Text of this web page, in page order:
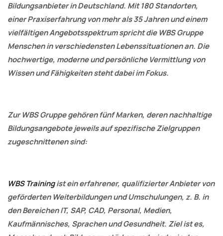
Bildungsanbieter in Deutschland. Mit 180 Standorten,
einer Praxiserfahrung von mehr als 35 Jahren und einem
vielfältigen Angebotsspektrum spricht die WBS Gruppe
Menschen in verschiedensten Lebenssituationen an. Die
hochwertige, moderne und persönliche Vermittlung von
Wissen und Fähigkeiten steht dabei im Fokus.
Zur WBS Gruppe gehören fünf Marken, deren nachhaltige
Bildungsangebote jeweils auf spezifische Zielgruppen
zugeschnittenen sind:
WBS Trainingistein erfahrener, qualifizierter Anbieter von
geförderten Weiterbildungen und Umschulungen, z. B. in
den Bereichen IT, SAP, CAD, Personal, Medien,
Kaufmännisches, Sprachen und Gesundheit. Ziel ist es,